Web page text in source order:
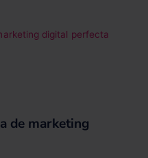
de marketing